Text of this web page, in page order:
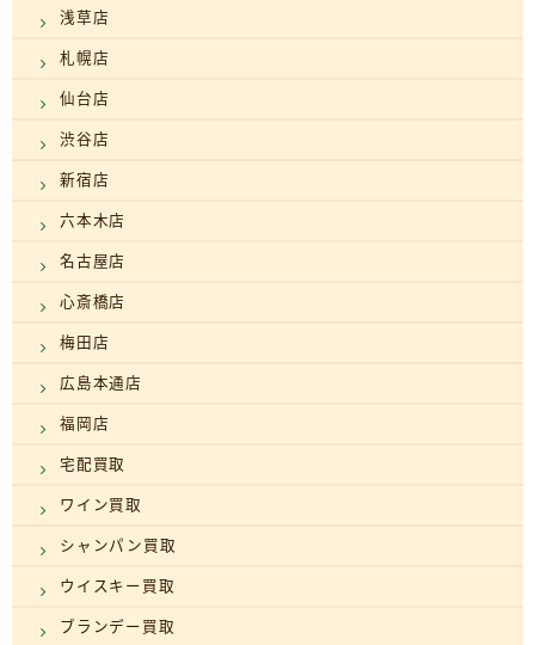
浅草店
札幌店
仙台店
渋谷店
新宿店
六本木店
名古屋店
心斎橋店
梅田店
広島本通店
福岡店
宅配買取
ワイン買取
シャンパン買取
ウイスキー買取
ブランデー買取